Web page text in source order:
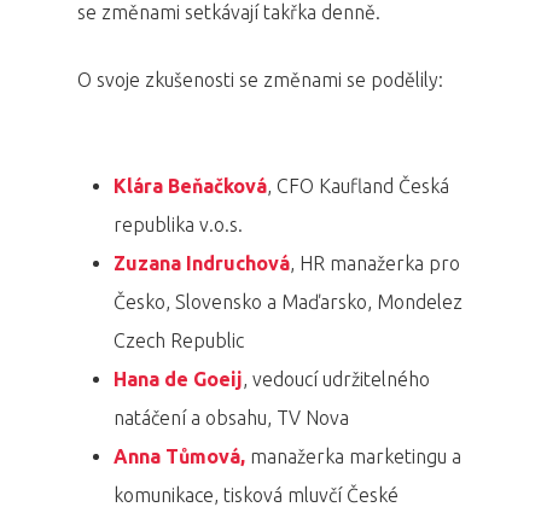
se změnami setkávají takřka denně.
O svoje zkušenosti se změnami se podělily:
Klára Beňačková, CFO Kaufland Česká
republika v.o.s.
Zuzana Indruchová, HR manažerka pro
Česko, Slovensko a Maďarsko, Mondelez
Czech Republic
Hana de Goeij, vedoucí udržitelného
natáčení a obsahu, TV Nova
Anna Tůmová, manažerka marketingu a
komunikace, tisková mluvčí České